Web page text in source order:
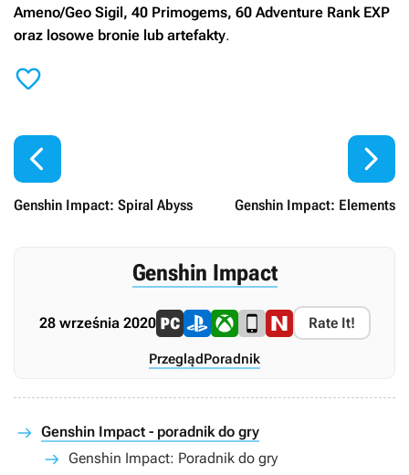
Ameno/Geo Sigil, 40 Primogems, 60 Adventure Rank EXP
oraz losowe bronie lub artefakty.


Genshin Impact: Spiral Abyss Genshin Impact: Elements

Genshin Impact
28 września 2020 Rate It!
PrzeglądPoradnik
Genshin Impact - poradnik do gry
Genshin Impact: Poradnik do gry